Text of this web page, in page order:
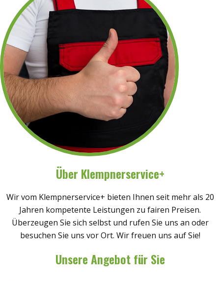
Über Klempnerservice+
Wir vom Klempnerservice+ bieten Ihnen seit mehr als 20
Jahren kompetente Leistungen zu fairen Preisen.
Überzeugen Sie sich selbst und rufen Sie uns an oder
besuchen Sie uns vor Ort. Wir freuen uns auf Sie!
Unsere Angebot für Sie